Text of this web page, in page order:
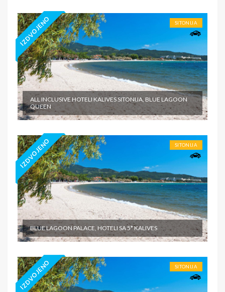
IZDVOJENO SITONIJA
ALL INCLUSIVE HOTELI KALIVES SITONIJA, BLUE LAGOON
QUEEN
IZDVOJENO SITONIJA
BLUE LAGOON PALACE, HOTELI SA 5* KALIVES
IZDVOJENO SITONIJA